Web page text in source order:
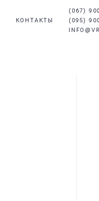
КОНТАКТЫ
(067)
(095)